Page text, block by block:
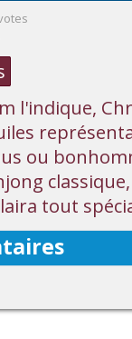
l'indique,
ou
tout